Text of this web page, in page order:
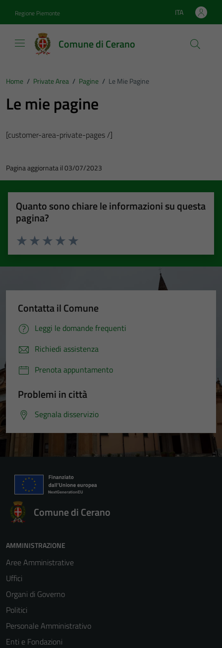
Regione Piemonte Lingua attiva:
ITA
Comune di Cerano
Home / Private Area / Pagine / Le Mie Pagine
Le mie pagine
[customer-area-private-pages /]
Pagina aggiornata il 03/07/2023
Quanto sono chiare le informazioni su questa
pagina?
Valuta 5 stelle su 5
Valuta 4 stelle su 5
Valuta 3 stelle su 5
Valuta 2 stelle su 5
Valuta 1 stelle su 5
Contatta il Comune
Leggi le domande frequenti
Richiedi assistenza
Prenota appuntamento
Problemi in città
Segnala disservizio
Comune di Cerano
AMMINISTRAZIONE
Aree Amministrative
Uffici
Organi di Governo
Politici
Personale Amministrativo
Enti e Fondazioni